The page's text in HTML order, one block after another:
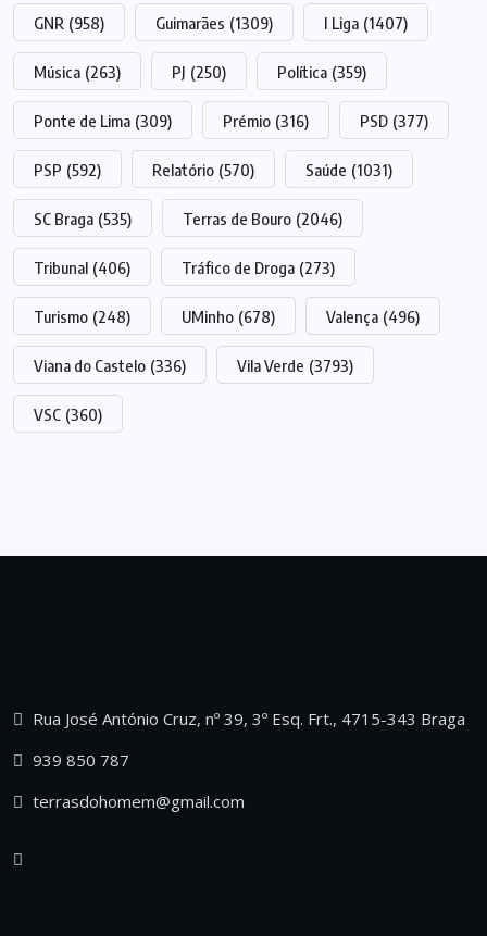
GNR (958) Guimarães (1309) I Liga (1407)
Música (263) PJ (250) Política (359)
Ponte de Lima (309) Prémio (316) PSD (377)
PSP (592) Relatório (570) Saúde (1031)
SC Braga (535) Terras de Bouro (2046)
Tribunal (406) Tráfico de Droga (273)
Turismo (248) UMinho (678) Valença (496)
Viana do Castelo (336) Vila Verde (3793)
VSC (360)
Rua José António Cruz, nº 39, 3º Esq. Frt., 4715-343 Braga
939 850 787
terrasdohomem@gmail.com